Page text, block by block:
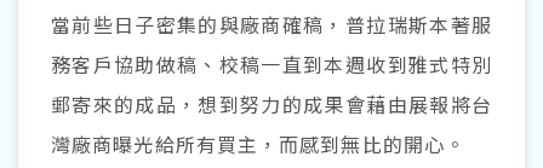
當前些日子密集的與廠商確稿，普拉瑞斯本著服
務客戶協助做稿、校稿一直到本週收到雅式特別
郵寄來的成品，想到努力的成果會藉由展報將台
灣廠商曝光給所有買主，而感到無比的開心。